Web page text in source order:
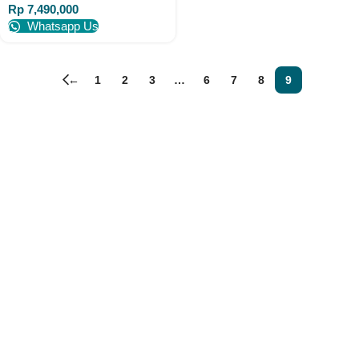
Rp 7,490,000
Whatsapp Us
← 1 2 3 … 6 7 8 9